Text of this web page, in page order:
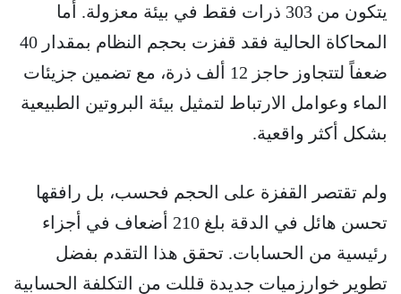
يتكون من 303 ذرات فقط في بيئة معزولة. أما
المحاكاة الحالية فقد قفزت بحجم النظام بمقدار 40
ضعفاً لتتجاوز حاجز 12 ألف ذرة، مع تضمين جزيئات
الماء وعوامل الارتباط لتمثيل بيئة البروتين الطبيعية
بشكل أكثر واقعية.
ولم تقتصر القفزة على الحجم فحسب، بل رافقها
تحسن هائل في الدقة بلغ 210 أضعاف في أجزاء
رئيسية من الحسابات. تحقق هذا التقدم بفضل
تطوير خوارزميات جديدة قللت من التكلفة الحسابية